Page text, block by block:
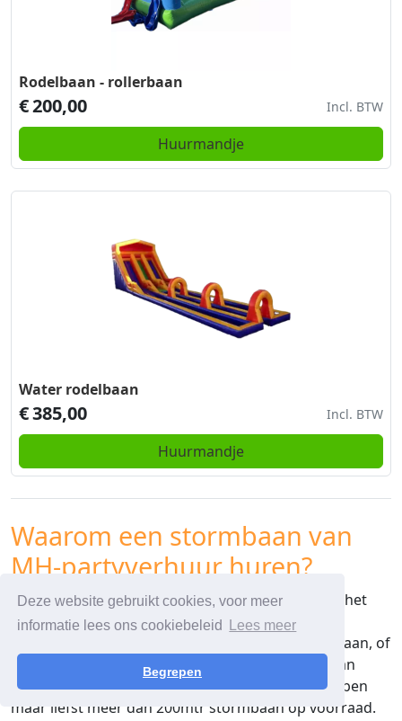
Deze website gebruikt cookies, voor meer
informatie lees ons cookiebeleid
Lees meer
Begrepen
Rodelbaan - rollerbaan
€200,00 Incl. BTW
Huurmandje
Water rodelbaan
€385,00 Incl. BTW
Huurmandje
Waarom een stormbaan van
MH-partyverhuur huren?
Mh-partyverhuur is een veelzijdige aanbieder als het
gaat om stormbanen. Of je nu op zoek bent naar
een kleine stormbaan of een super grote stormbaan, of
een specifieke lengte stormbaan, we verhuren aan
verschillende maten, soorten en lengtes. We hebben
maar liefst meer dan 200mtr stormbaan op voorraad.